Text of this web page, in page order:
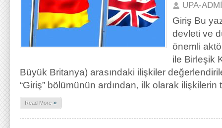
UPA-
Giriş Bu
devleti ve
önemli
ile Birleşik
Büyük Britanya) arasındaki ilişkiler
“Giriş” bölümünün ardından, ilk olarak
Read More »